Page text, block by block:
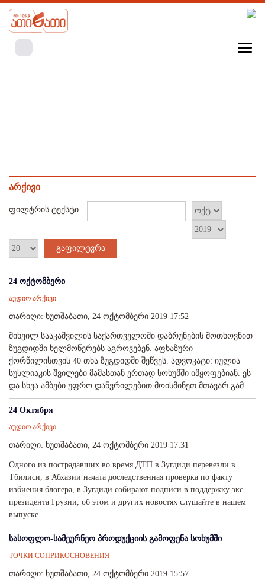
არქივი
ფილტრის ტექსტი
გაფილტვრა
24 ოქტომბერი
აუდიო არქივი
თარიღი: ხუთშაბათი, 24 ოქტომბერი 2019 17:52
მიხეილ სააკაშვილის საქართველოში დაბრუნების მოთხოვნით
ზუგდიდში ხელმოწერებს აგროვებენ. აფხაზური
ქორწილისთვის 40 თხა ზუგდიდში შეწვეს. ადვოკატი: იულია
სუსლიაკის შვილები მამასთან ერთად სოხუმში იმყოფებიან. ეს
და სხვა ამბები უფრო დაწვრილებით მოისმინეთ მთავარ გამ...
24 Октября
აუდიო არქივი
თარიღი: ხუთშაბათი, 24 ოქტომბერი 2019 17:31
Одного из пострадавших во время ДТП в Зугдиди перевезли в
Тбилиси, в Абхазии начата доследственная проверка по факту
избиения блогера, в Зугдиди собирают подписи в поддержку экс –
президента Грузии, об этом и других новостях слушайте в нашем
выпуске. ...
სასოფლო-სამეურნეო პროდუქციის გამოფენა სოხუმში
ТОЧКИ СОПРИКОСНОВЕНИЯ
თარიღი: ხუთშაბათი, 24 ოქტომბერი 2019 15:57